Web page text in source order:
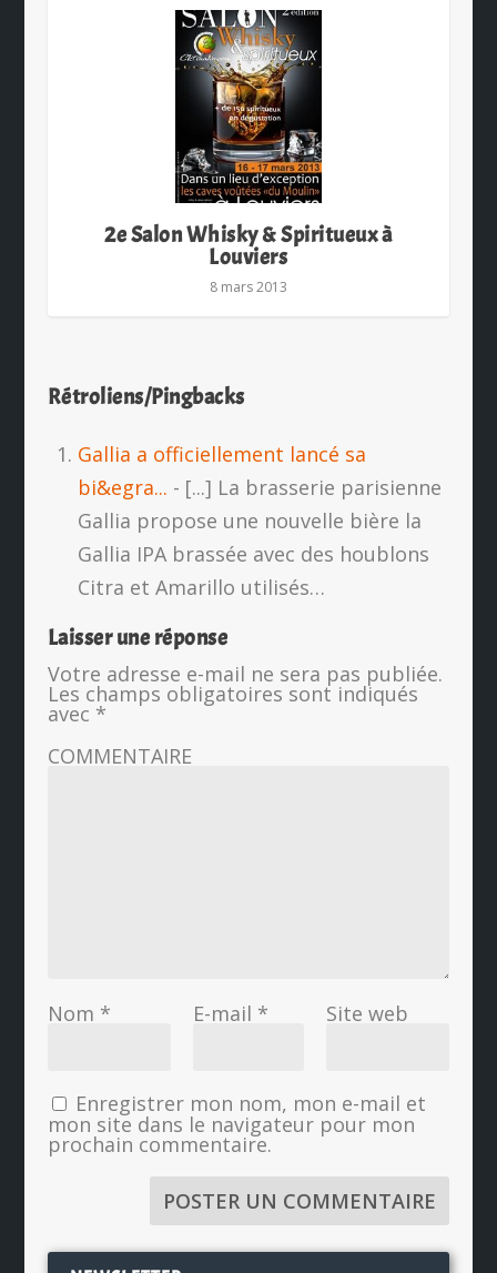
2e Salon Whisky & Spiritueux à
Louviers
8 mars 2013
Rétroliens/Pingbacks
Gallia a officiellement lancé sa
bi&egra... - [...] La brasserie parisienne
Gallia propose une nouvelle bière la
Gallia IPA brassée avec des houblons
Citra et Amarillo utilisés…
Laisser une réponse
Votre adresse e-mail ne sera pas publiée.
Les champs obligatoires sont indiqués
avec *
COMMENTAIRE
Nom * E-mail * Site web
Enregistrer mon nom, mon e-mail et
mon site dans le navigateur pour mon
prochain commentaire.